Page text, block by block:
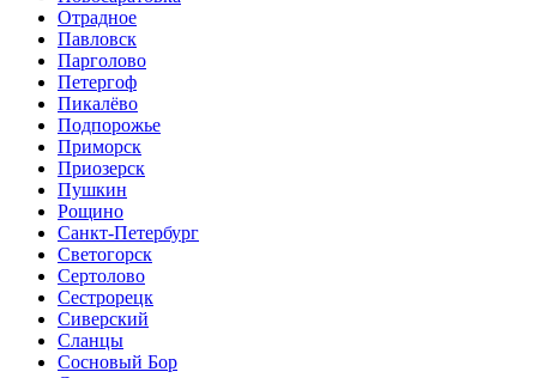
Отрадное
Павловск
Парголово
Петергоф
Пикалёво
Подпорожье
Приморск
Приозерск
Пушкин
Рощино
Санкт-Петербург
Светогорск
Сертолово
Сестрорецк
Сиверский
Сланцы
Сосновый Бор